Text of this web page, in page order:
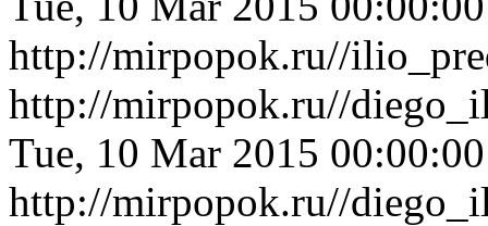
http://mirpopok.ru//
http://mirpopok.ru//
Tue, 10 Mar 2015
http://mirpopok.ru//